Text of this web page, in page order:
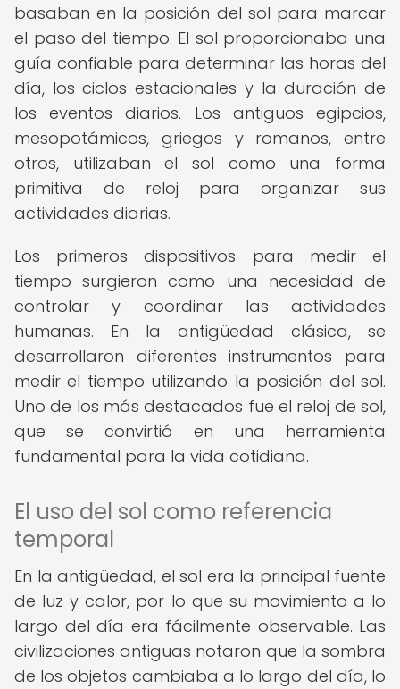
basaban en la posición del sol para marcar
el paso del tiempo. El sol proporcionaba una
guía confiable para determinar las horas del
día, los ciclos estacionales y la duración de
los eventos diarios. Los antiguos egipcios,
mesopotámicos, griegos y romanos, entre
otros, utilizaban el sol como una forma
primitiva de reloj para organizar sus
actividades diarias.
Los primeros dispositivos para medir el
tiempo surgieron como una necesidad de
controlar y coordinar las actividades
humanas. En la antigüedad clásica, se
desarrollaron diferentes instrumentos para
medir el tiempo utilizando la posición del sol.
Uno de los más destacados fue el reloj de sol,
que se convirtió en una herramienta
fundamental para la vida cotidiana.
El uso del sol como referencia
temporal
En la antigüedad, el sol era la principal fuente
de luz y calor, por lo que su movimiento a lo
largo del día era fácilmente observable. Las
civilizaciones antiguas notaron que la sombra
de los objetos cambiaba a lo largo del día, lo